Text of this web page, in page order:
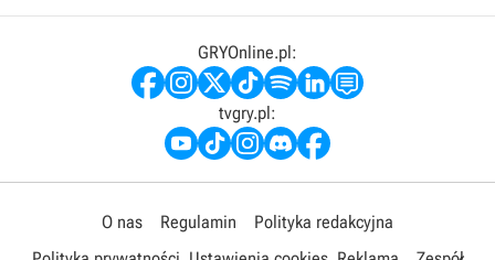
GRYOnline.pl:
tvgry.pl:
O nas Regulamin
Polityka redakcyjna